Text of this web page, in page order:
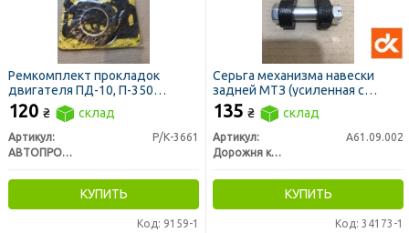
Ремкомплект прокладок
двигателя ПД-10, П-350
(паронит) (пр-во
АВТОПРОКЛАДКА)
120 ₴ склад
Артикул:
Р/К-3661
АВТОПРОКЛАДКА
КУПИТЬ
Код: 9159-1
Серьга механизма навески
задней МТЗ (усиленная с
болтом) Ф14мм (ДК)
135 ₴ склад
Артикул:
А61.09.002
Дорожня карта
КУПИТЬ
Код: 34173-1